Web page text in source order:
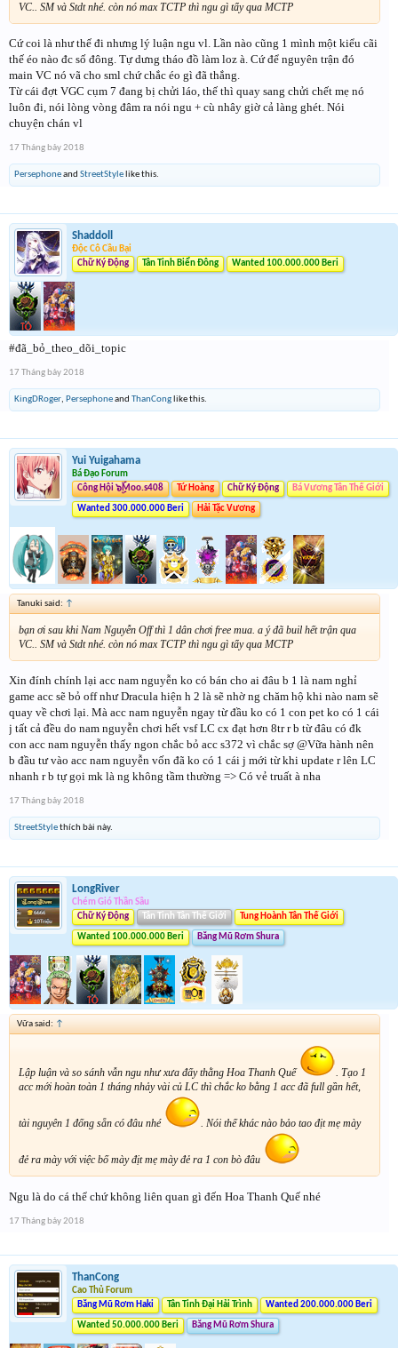
๖ۣۜChốtღ๖ۣۜCuối.s71 vs KnightOfDestiny.s227
cả 2 đều tung ra đội hình mạnh nhất. dù có lợi thế về đam và việc khóa tướng ở
tun 1 nhưng với 1 boaS được hồi sinh và thần thánh thì ๖ۣۜChốtღ๖ۣۜCuối.s71 đã
chính thức hạ gục KnightOfDestiny.s227 và lên ngôi vương
Kết Thúc
Cụm 6
VC.. SM và Stdt nhé. còn nó max TCTP thì ngu gì tẩy qua MCTP
Cứ coi là như thế đi nhưng lý luận ngu vl. Lần nào cũng 1 mình một kiểu cãi
thế éo nào đc số đông. Tự dưng tháo đồ làm loz à. Cứ để nguyên trận đó
main VC nó vã cho sml chứ chắc éo gì đã thắng.
Từ cái đợt VGC cụm 7 đang bị chửi láo, thế thì quay sang chửi chết mẹ nó
luôn đi, nói lòng vòng đâm ra nói ngu + cù nhây giờ cả làng ghét. Nói
chuyện chán vl
17 Tháng bảy 2018
Persephoneand StreetStyle like this.
Shaddoll
Độc Cô Cầu Bại
Chữ Ký Động
Tân Tinh Biển Đông Wanted 100.000.000 Beri
#đã_bỏ_theo_dõi_topic
17 Tháng bảy 2018
KingDRoger, Persephoneand ThanCong like this.
Yui Yuigahama
Bá Đạo Forum
Công Hội ๖ۣۜMoo.s408
Tứ Hoàng Chữ Ký Động Bá Vương Tân Thế Giới
Wanted 300.000.000 Beri Hải Tặc Vương
Tanuki said: ↑
bạn ơi sau khi Nam Nguyễn Off thì 1 dân chơi free mua. a ý đã buil hết trận qua
VC.. SM và Stdt nhé. còn nó max TCTP thì ngu gì tẩy qua MCTP
Xin đính chính lại acc nam nguyễn ko có bán cho ai đâu b 1 là nam nghỉ
game acc sẽ bỏ off như Dracula hiện h 2 là sẽ nhờ ng chăm hộ khi nào nam sẽ
quay về chơi lại. Mà acc nam nguyễn ngay từ đầu ko có 1 con pet ko có 1 cái
j tất cả đều do nam nguyễn chơi hết vsf LC cx đạt hơn 8tr r b từ đâu có đk
con acc nam nguyễn thấy ngon chắc bỏ acc s372 vì chắc sợ @Vữa hành nên
b đầu tư vào acc nam nguyễn vốn đã ko có 1 cái j mới từ khi update r lên LC
nhanh r b tự gọi mk là ng không tầm thường => Có vẻ truất à nha
17 Tháng bảy 2018
StreetStylethích bài này.
LongRiver
Chém Gió Thần Sầu
Chữ Ký Động
Tân Tinh Tân Thế Giới Tung Hoành Tân Thế Giới
Wanted 100.000.000 Beri Băng Mũ Rơm Shura
Vữa said: ↑
Lập luận và so sánh vẫn ngu như xưa đấy thằng Hoa Thanh Quế
. Tạo 1
acc mới hoàn toàn 1 tháng nhảy vài củ LC thì chắc ko bằng 1 acc đã full gần hết,
tài nguyên 1 đống sẵn có đâu nhé . Nói thế khác nào bảo tao địt mẹ mày
đẻ ra mày với việc bố mày địt mẹ mày đẻ ra 1 con bò đâu
Ngu là do cá thể chứ không liên quan gì đến Hoa Thanh Quế nhé
17 Tháng bảy 2018
ThanCong
Cao Thủ Forum
Băng Mũ Rơm Haki
Tân Tinh Đại Hải Trình Wanted 200.000.000 Beri
Wanted 50.000.000 Beri Băng Mũ Rơm Shura